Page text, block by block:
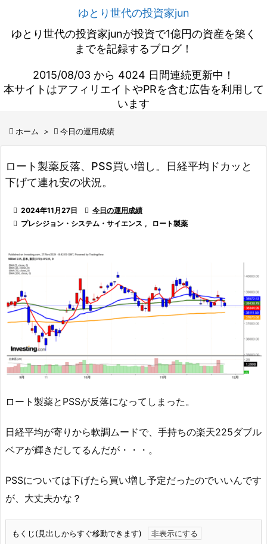
ゆとり世代の投資家jun
ゆとり世代の投資家junが投資で1億円の資産を築く
までを記録するブログ！
2015/08/03 から 4024 日間連続更新中！
本サイトはアフィリエイトやPRを含む広告を利用して
います
 ホーム >  今日の運用成績
ロート製薬反落、PSS買い増し。日経平均ドカッと
下げて連れ安の状況。
 2024年11月27日  今日の運用成績
 プレシジョン・システム・サイエンス , ロート製薬
ロート製薬とPSSが反落になってしまった。
日経平均が寄りから軟調ムードで、手持ちの楽天225ダブル
ベアが輝きだしてるんだが・・・。
PSSについては下げたら買い増し予定だったのでいいんです
が、大丈夫かな？
もくじ(見出しからすぐ移動できます)